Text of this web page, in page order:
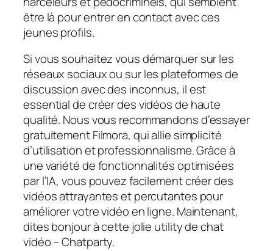
être là pour entrer en contact avec ces
jeunes profils.
Si vous souhaitez vous démarquer sur les
réseaux sociaux ou sur les plateformes de
discussion avec des inconnus, il est
essential de créer des vidéos de haute
qualité. Nous vous recommandons d’essayer
gratuitement Filmora, qui allie simplicité
d’utilisation et professionnalisme. Grâce à
une variété de fonctionnalités optimisées
par l’IA, vous pouvez facilement créer des
vidéos attrayantes et percutantes pour
améliorer votre vidéo en ligne. Maintenant,
dites bonjour à cette jolie utility de chat
vidéo – Chatparty.